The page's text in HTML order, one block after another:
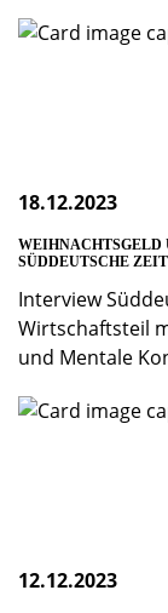
18.12.2023
WEIHNACHTSGELD
SÜDDEUTSCHE
Interview
Wirtschaftsteil
und Mentale
12.12.2023